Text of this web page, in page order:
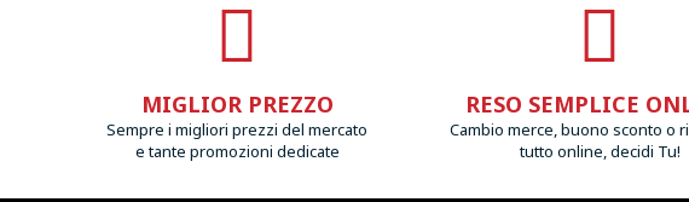
MIGLIOR PREZZO
Sempre i migliori prezzi del mercato
e tante promozioni dedicate
RESO SEMPLICE
Cambio merce, buono sconto o
tutto online, decidi Tu!